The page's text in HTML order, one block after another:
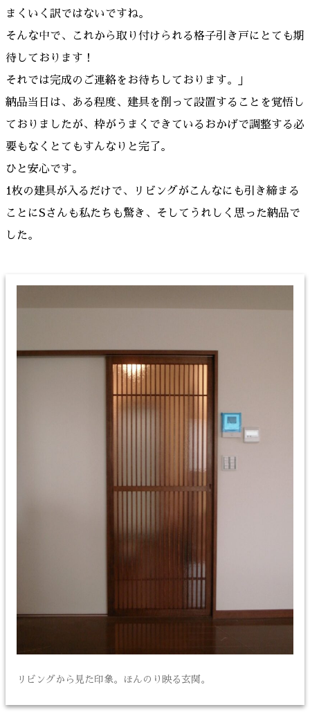
まくいく訳ではないですね。
そんな中で、これから取り付けられる格子引き戸にとても期
待しております！
それでは完成のご連絡をお待ちしております。」
納品当日は、ある程度、建具を削って設置することを覚悟し
ておりましたが、枠がうまくできているおかげで調整する必
要もなくとてもすんなりと完了。
ひと安心です。
1枚の建具が入るだけで、リビングがこんなにも引き締まる
ことにSさんも私たちも驚き、そしてうれしく思った納品で
した。
リビングから見た印象。ほんのり映る玄関。